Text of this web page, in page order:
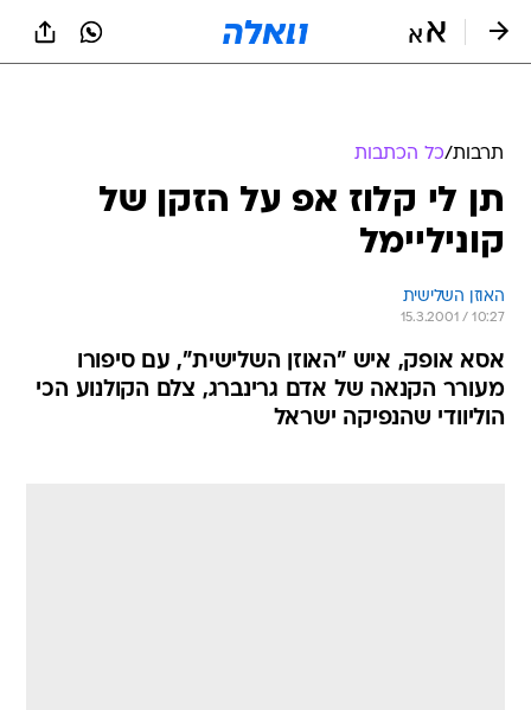
תרבות/כל הכתבות
תן לי קלוז אפ על הזקן של
קוניליימל
האוזן השלישית
15.3.2001 / 10:27
אסא אופק, איש "האוזן השלישית", עם סיפורו
מעורר הקנאה של אדם גרינברג, צלם הקולנוע הכי
הוליוודי שהנפיקה ישראל